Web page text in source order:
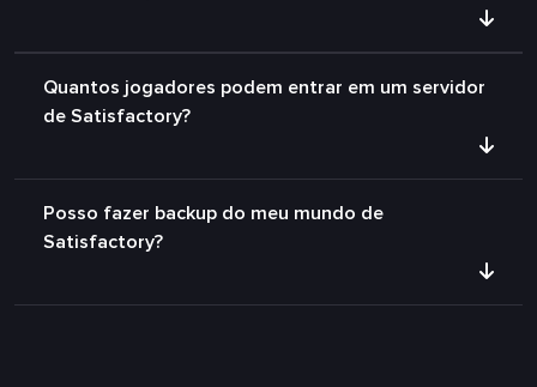
Quantos jogadores podem entrar em um servidor
de Satisfactory?
Posso fazer backup do meu mundo de
Satisfactory?